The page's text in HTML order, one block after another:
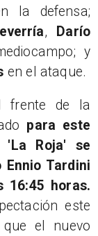
la defensa;
,
Darío
y
en el ataque.
frente de la
para este
'La Roja' se
Tardini
16:45 horas.
este
el nuevo